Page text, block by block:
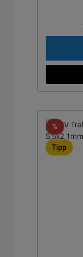
%Rabatt
Tipp